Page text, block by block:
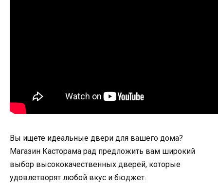
Вы ищете идеальные двери для вашего дома?
Магазин Касторама рад предложить вам широкий
выбор высококачественных дверей, которые
удовлетворят любой вкус и бюджет.